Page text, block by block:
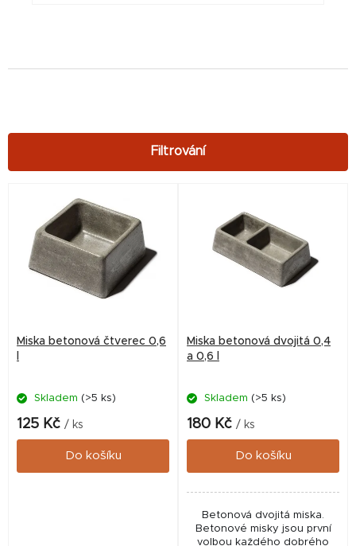
o
Miska betonová čtverec 0,6
Skladem (>5 ks)
125 Kč / ks
Do košíku
Miska betonová dvojitá 0,4
a 0,6 l
Skladem (>5 ks)
180 Kč / ks
Do košíku
Betonová dvojitá miska.
Betonové misky jsou první
volbou každého dobrého